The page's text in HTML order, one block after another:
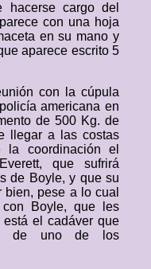
cargo del
con una hoja
en su mano y
aparece escrito 5
con la cúpula
americana en
de 500 Kg. de
llegar a las costas
la coordinación el
que sufrirá
de Boyle, y que su
pese a lo cual
con Boyle, que les
está el cadáver que
de uno de los